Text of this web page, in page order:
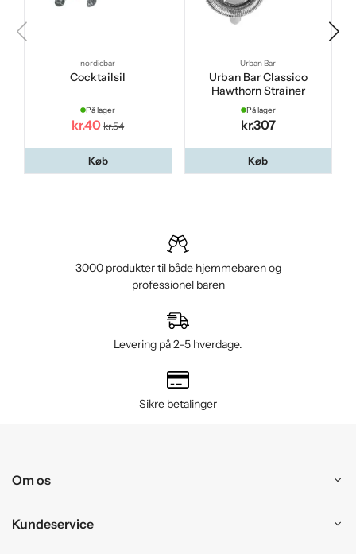
nordicbar
Cocktailsil
På lager
kr.40 kr.54
Køb
Urban Bar
Urban Bar Classico
Hawthorn Strainer
På lager
kr.307
Køb
3000 produkter til både hjemmebaren og
professionel baren
Levering på 2–5 hverdage.
Sikre betalinger
Om os
Kundeservice